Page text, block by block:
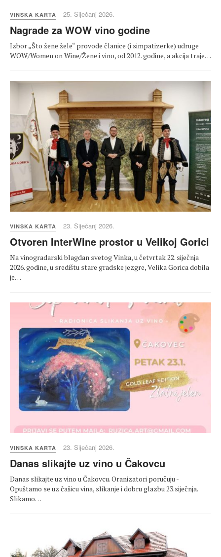
VINSKA KARTA 25. Siječanj 2026.
Nagrade za WOW vino godine
Izbor „Što žene žele“ provode članice (i simpatizerke) udruge
WOW/Women on Wine/Žene i vino, od 2012. godine, a akcija traje…
VINSKA KARTA 23. Siječanj 2026.
Otvoren InterWine prostor u Velikoj Gorici
Na vinogradarski blagdan svetog Vinka, u četvrtak 22. siječnja
2026. godine, u središtu stare gradske jezgre, Velika Gorica dobila
je…
VINSKA KARTA 23. Siječanj 2026.
Danas slikajte uz vino u Čakovcu
Danas slikajte uz vino u Čakovcu. Oranizatori poručuju -
Opuštamo se uz čašicu vina, slikanje i dobru glazbu 23.siječnja.
Slikamo…